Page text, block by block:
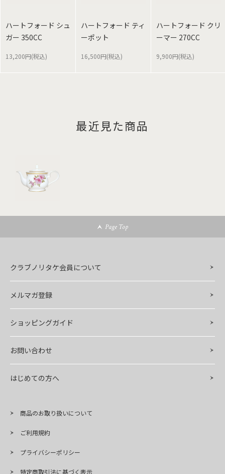
ハートフォード シュ
ガー 350CC
13,200円(税込)
ハートフォード ティ
ーポット
16,500円(税込)
ハートフォード クリ
ーマー 270CC
9,900円(税込)
最近見た商品
Page Top
クラブノリタケ会員について
メルマガ登録
ショッピングガイド
お問い合わせ
はじめての方へ
商品のお取り扱いについて
ご利用規約
プライバシーポリシー
特定商取引法に基づく表示